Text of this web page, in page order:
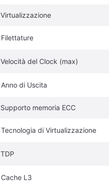
Virtualizzazione
Filettature
Velocità del Clock (max)
Anno di Uscita
Supporto memoria ECC
Tecnologia di Virtualizzazione
TDP
Cache L3